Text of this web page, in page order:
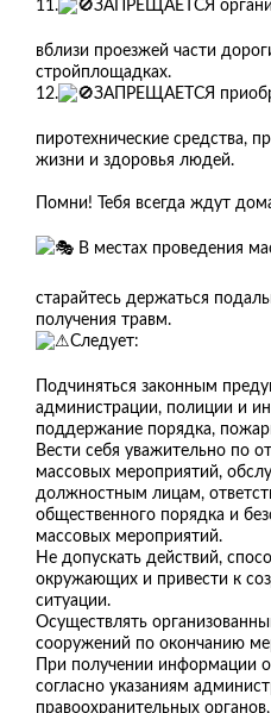
11. ЗАПРЕЩАЕТСЯ
вблизи проезжей части
стройплощадках.
12.
ЗАПРЕЩАЕТСЯ
пиротехнические средства,
жизни и здоровья людей.
Помни! Тебя всегда ждут
В местах проведения
старайтесь держаться
получения травм.
Следует:
Подчиняться законным
администрации, полиции и
поддержание порядка,
Вести себя уважительно по
массовых мероприятий,
должностным лицам,
общественного порядка и
массовых мероприятий.
Не допускать действий,
окружающих и привести к
ситуации.
Осуществлять
сооружений по окончанию
При получении информации
согласно указаниям
правоохранительных